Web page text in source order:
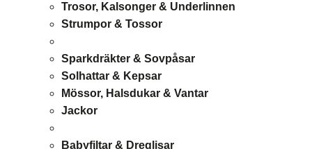
Trosor, Kalsonger & Underlinnen
Strumpor & Tossor
Sparkdräkter & Sovpåsar
Solhattar & Kepsar
Mössor, Halsdukar & Vantar
Jackor
Babyfiltar & Dreglisar